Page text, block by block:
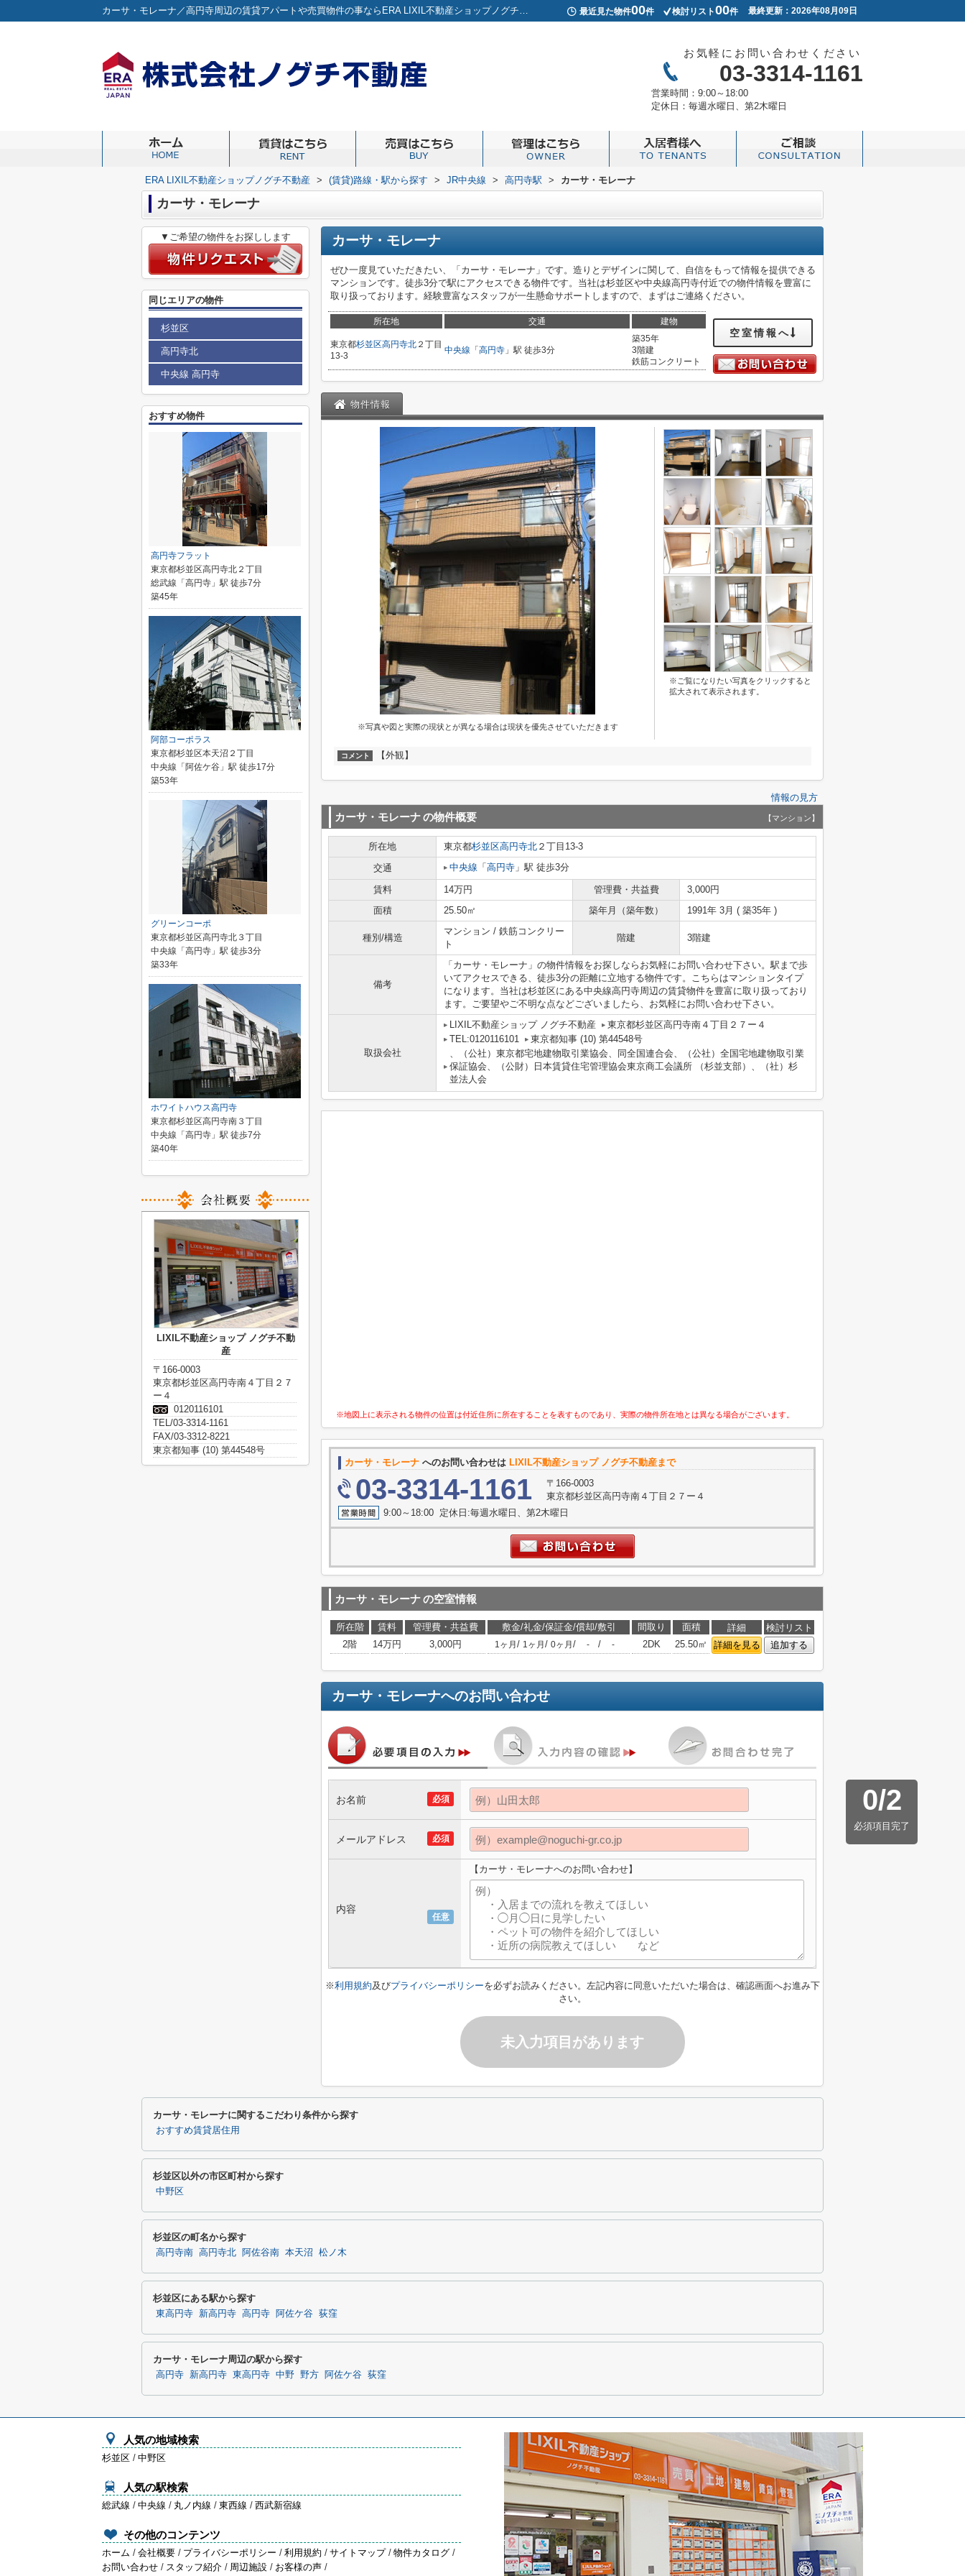
カーサ・モレーナ／高円寺周辺の賃貸アパートや売買物件の事ならERA LIXIL不動産ショップノグチ不動産 最近見た物件00件 検討リスト00件 最終更新：2026年08月09日
お気軽にお問い合わせください
03-3314-1161
営業時間： 9:00～18:00
定休日： 毎週水曜日、第2木曜日
ERA LIXIL不動産ショップノグチ不動産 > (賃貸)路線・駅から探す > JR中央線 > 高円寺駅 > カーサ・モレーナ
カーサ・モレーナ
カーサ・モレーナ
ぜひ一度見ていただきたい、「カーサ・モレーナ」です。造りとデザインに関して、自信をもって情報を提供できる
マンションです。徒歩3分で駅にアクセスできる物件です。当社は杉並区や中央線高円寺付近での物件情報を豊富に
取り扱っております。経験豊富なスタッフが一生懸命サポートしますので、まずはご連絡ください。
所在地 交通 建物
東京都杉並区高円寺北 ２丁目
13-3
中央線 「 高円寺 」駅 徒歩3分
築35年
3階建
鉄筋コンクリート
空室情報へ
物件情報
※写真や図と実際の現状とが異なる場合は現状を優先させていただきます
※ご覧になりたい写真をクリックすると
拡大されて表示されます。
コメント 【外観】
情報の見方
カーサ・モレーナの物件概要 【マンション】
所在地 東京都杉並区高円寺北 ２丁目13-3
交通
中央線 「 高円寺 」駅 徒歩3分
賃料 14万円 管理費・共益費
3,000円
面積
25.50㎡ 築年月（築年数） 1991年 3月 ( 築35年 )
種別/構造
マンション / 鉄筋コンクリー
ト
階建 3階建
備考
「カーサ・モレーナ」の物件情報をお探しならお気軽にお問い合わせ下さい。駅まで歩
いてアクセスできる、徒歩3分の距離に立地する物件です。こちらはマンションタイプ
になります。当社は杉並区にある中央線高円寺周辺の賃貸物件を豊富に取り扱っており
ます。ご要望やご不明な点などございましたら、お気軽にお問い合わせ下さい。
取扱会社
LIXIL不動産ショップ ノグチ不動産
東京都杉並区高円寺南４丁目２７ー４
TEL:0120116101
東京都知事 (10) 第44548号
、（公社）東京都宅地建物取引業協会、同全国連合会、（公社）全国宅地建物取引業
保証協会、（公財）日本賃貸住宅管理協会東京商工会議所 （杉並支部）、（社）杉
並法人会
※地図上に表示される物件の位置は付近住所に所在することを表すものであり、実際の物件所在地とは異なる場合がございます。
カーサ・モレーナ へのお問い合わせは LIXIL不動産ショップ ノグチ不動産まで
03-3314-1161
〒166-0003
東京都杉並区高円寺南４丁目２７ー４
9:00～18:00 定休日:毎週水曜日、第2木曜日
カーサ・モレーナの空室情報
所在階 賃料 管理費・共益費 敷金/礼金/保証金/償却/敷引 間取り 面積 詳細
検討リスト
2階
14万円 3,000円 1ヶ月 / 1ヶ月 / 0ヶ月 / - / - 2DK 25.50㎡ 詳細を見る 追加する
カーサ・モレーナへのお問い合わせ
0/2
必須項目完了
必須
お名前
必須
メールアドレス
任意
内容
【カーサ・モレーナへのお問い合わせ】
※利用規約及びプライバシーポリシーを必ずお読みください。左記内容に同意いただいた場合は、確認画面へお進み下
さい。
未入力項目があります
▼ご希望の物件をお探しします
同じエリアの物件
杉並区
高円寺北
中央線 高円寺
おすすめ物件
高円寺フラット
東京都杉並区高円寺北２丁目
総武線「高円寺」駅 徒歩7分
築45年
阿部コーポラス
東京都杉並区本天沼２丁目
中央線「阿佐ケ谷」駅 徒歩17分
築53年
グリーンコーポ
東京都杉並区高円寺北３丁目
中央線「高円寺」駅 徒歩3分
築33年
ホワイトハウス高円寺
東京都杉並区高円寺南３丁目
中央線「高円寺」駅 徒歩7分
築40年
LIXIL不動産ショップ ノグチ不動
産
〒166-0003
東京都杉並区高円寺南４丁目２７
ー４
0120116101
TEL/03-3314-1161
FAX/03-3312-8221
東京都知事 (10) 第44548号
カーサ・モレーナに関するこだわり条件から探す
おすすめ賃貸居住用
杉並区以外の市区町村から探す
中野区
杉並区の町名から探す
高円寺南 高円寺北 阿佐谷南 本天沼 松ノ木
杉並区にある駅から探す
東高円寺 新高円寺 高円寺 阿佐ケ谷 荻窪
カーサ・モレーナ周辺の駅から探す
高円寺 新高円寺 東高円寺 中野 野方 阿佐ケ谷 荻窪
人気の地域検索
杉並区 / 中野区
人気の駅検索
総武線 / 中央線 / 丸ノ内線 / 東西線 / 西武新宿線
その他のコンテンツ
ホーム / 会社概要 / プライバシーポリシー / 利用規約 / サイトマップ / 物件カタログ /
お問い合わせ / スタッフ紹介 / 周辺施設 / お客様の声 /